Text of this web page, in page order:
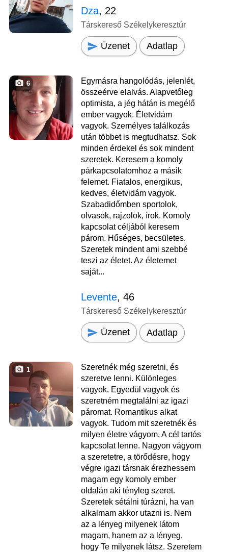
Dza, 22
Társkereső Székelykeresztúr
Üzenet Adatlap
6
Egymásra hangolódás, jelenlét,
összeérve elalvás. Alapvetőleg
optimista, a jég hátán is megélő
ember vagyok. Életvidám
vagyok. Személyes találkozás
után többet is megtudhatsz. Sok
minden érdekel és sok mindent
szeretek. Keresem a komoly
párkapcsolatomhoz a másik
felemet. Fiatalos, energikus,
kedves, életvidám vagyok.
Szabadidőmben sportolok,
olvasok, rajzolok, írok. Komoly
kapcsolat céljából keresem
párom. Hűséges, becsületes.
Szeretek mindent ami szebbé
teszi az életet. Az életemet
saját...
Levente, 46
Társkereső Székelykeresztúr
Üzenet Adatlap
1
Szeretnék még szeretni, és
szeretve lenni. Különleges
vagyok. Egyedül vagyok és
szeretném megtalálni az igazi
páromat. Romantikus alkat
vagyok. Tudom mit szeretnék és
milyen életre vágyom. A cél tartós
kapcsolat lenne. Nagyon vágyom
a szeretetre, a törődésre, hogy
végre igazi társnak érezhessem
magam egy komoly ember
oldalán aki tényleg szeret.
Szeretek sétálni túrázni, ha van
alkalmam akkor utazni is. Nem
az a lényeg milyenek látom
magam, hanem az a lényeg,
hogy Te milyenek látsz. Szeretem